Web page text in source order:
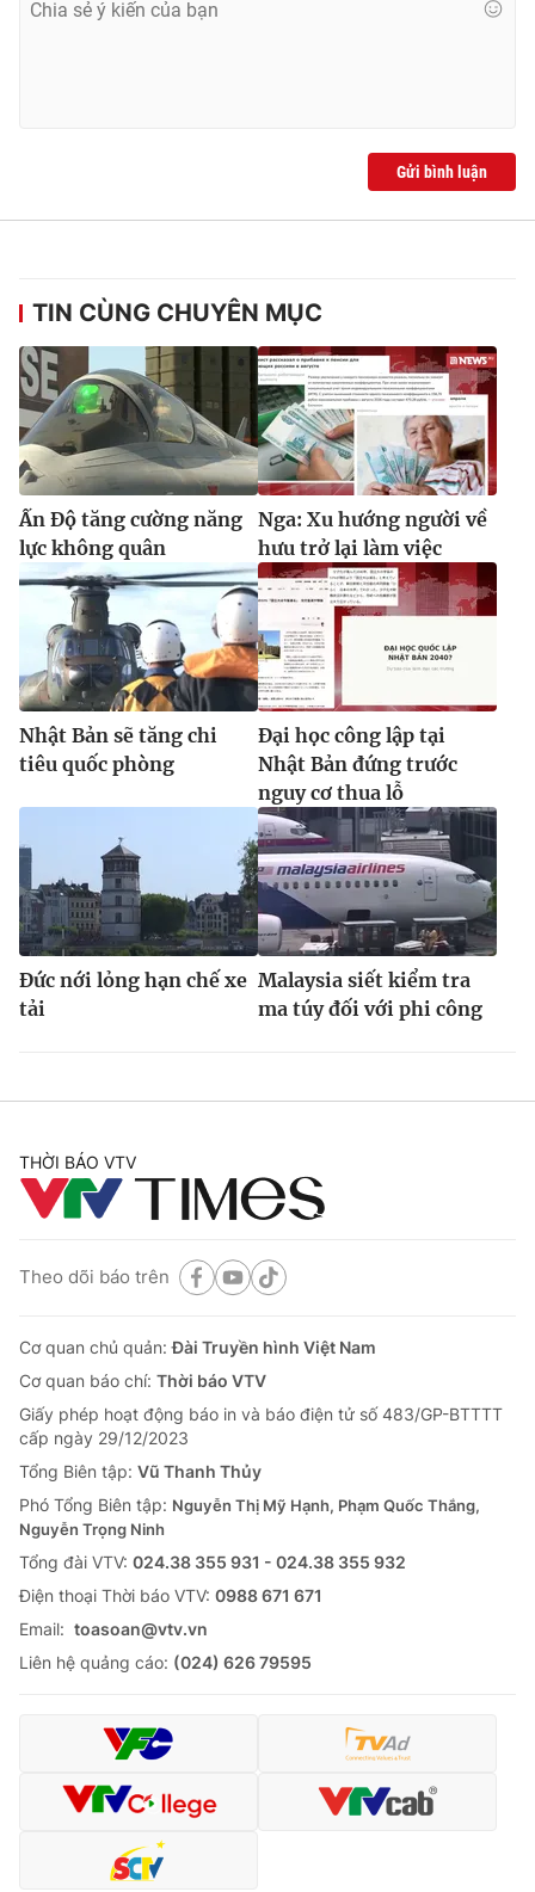
Gửi bình luận
TIN CÙNG CHUYÊN MỤC
Ấn Độ tăng cường năng
lực không quân
Nga: Xu hướng người về
hưu trở lại làm việc
Nhật Bản sẽ tăng chi
tiêu quốc phòng
Đại học công lập tại
Nhật Bản đứng trước
nguy cơ thua lỗ
Đức nới lỏng hạn chế xe
tải
Malaysia siết kiểm tra
ma túy đối với phi công
THỜI BÁO VTV
Theo dõi báo trên
Cơ quan chủ quản:Đài Truyền hình Việt Nam
Cơ quan báo chí: Thời báo VTV
Giấy phép hoạt động báo in và báo điện tử số 483/GP-BTTTT
cấp ngày 29/12/2023
Tổng Biên tập: Vũ Thanh Thủy
Phó Tổng Biên tập: Nguyễn Thị Mỹ Hạnh, Phạm Quốc Thắng,
Nguyễn Trọng Ninh
Tổng đài VTV: 024.38 355 931 - 024.38 355 932
Ðiện thoại Thời báo VTV: 0988 671 671
Email: toasoan@vtv.vn
Liên hệ quảng cáo: (024) 626 79595